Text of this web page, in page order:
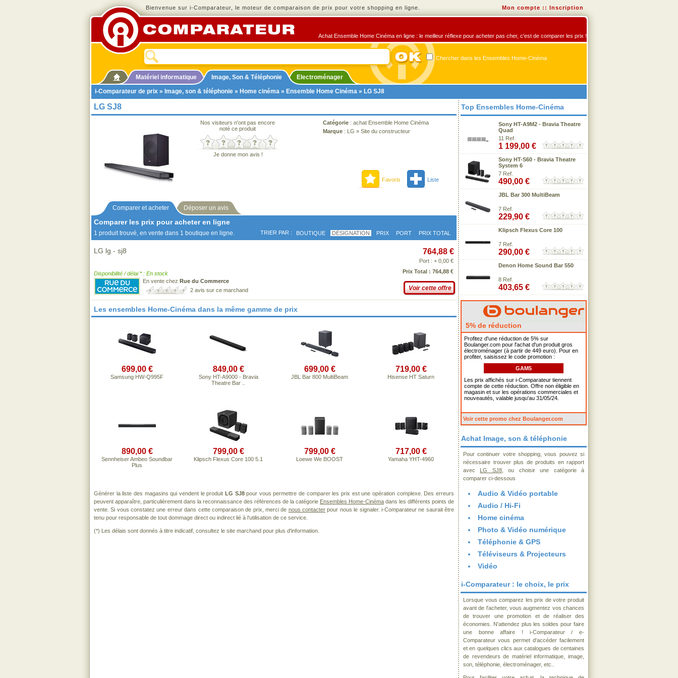
Bienvenue sur i-Comparateur, le moteur de comparaison de prix pour votre shopping en ligne. Mon compte :: Inscription
Achat Ensemble Home Cinéma en ligne : le meilleur réflexe pour acheter pas cher, c'est de comparer les prix !
Chercher dans les Ensembles Home-Cinéma
Matériel informatique Image, Son & Téléphonie
Electroménager
i-Comparateur de prix » Image, son & téléphonie » Home cinéma » Ensemble Home Cinéma » LG SJ8
LG SJ8
Nos visiteurs n'ont pas encore
noté ce produit
Je donne mon avis !
Catégorie : achat Ensemble Home Cinéma
Marque : LG » Site du constructeur
Favoris Liste
Comparer et acheter Déposer un avis
Comparer les prix pour acheter en ligne
1 produit trouvé, en vente dans 1 boutique en ligne. TRIER PAR : BOUTIQUE DÉSIGNATION PRIX PORT PRIX TOTAL
LG lg - sj8
Disponibilité / délai * : En stock
En vente chez Rue du Commerce
2 avis sur ce marchand
764,88 €
Port : + 0,00 €
Prix Total : 764,88 €
Voir cette offre
Les ensembles Home-Cinéma dans la même gamme de prix
699,00 €
Samsung HW-Q995F
849,00 €
Sony HT-A9000 - Bravia
Theatre Bar ..
699,00 €
JBL Bar 800 MultiBeam
719,00 €
Hisense HT Saturn
890,00 €
Sennheiser Ambeo Soundbar
Plus
799,00 €
Klipsch Flexus Core 100 5.1
799,00 €
Loewe We BOOST
717,00 €
Yamaha YHT-4960
Générer la liste des magasins qui vendent le produit LG SJ8pour vous permettre de comparer les prix est une opération complexe. Des erreurs
peuvent apparaître, particulièrement dans la reconnaissance des références de la catégorie Ensembles Home-Cinéma dans les différents points de
vente. Si vous constatez une erreur dans cette comparaison de prix, merci de nous contacter pour nous le signaler. i-Comparateur ne saurait être
tenu pour responsable de tout dommage direct ou indirect lié à l'utilisation de ce service.
(*) Les délais sont donnés à titre indicatif, consultez le site marchand pour plus d'information.
Top Ensembles Home-Cinéma
Sony HT-A9M2 - Bravia Theatre
Quad
11 Ref.
1 199,00 €
Sony HT-S60 - Bravia Theatre
System 6
7 Ref.
490,00 €
JBL Bar 300 MultiBeam
7 Ref.
229,90 €
Klipsch Flexus Core 100
7 Ref.
290,00 €
Denon Home Sound Bar 550
8 Ref.
403,65 €
5% de réduction
Profitez d'une réduction de 5% sur
Boulanger.com pour l'achat d'un produit gros
électroménager (à partir de 449 euro). Pour en
profiter, saisissez le code promotion :
GAM5
Les prix affichés sur i-Comparateur tiennent
compte de cette réduction. Offre non éligible en
magasin et sur les opérations commerciales et
nouveautés, valable jusqu'au 31/05/24.
Voir cette promo chez Boulanger.com
Achat Image, son & téléphonie
Pour continuer votre shopping, vous pouvez si
nécessaire trouver plus de produits en rapport
avec LG SJ8, ou choisir une catégorie à
comparer ci-dessous
Audio & Vidéo portable
Audio / Hi-Fi
Home cinéma
Photo & Vidéo numérique
Téléphonie & GPS
Téléviseurs & Projecteurs
Vidéo
i-Comparateur : le choix, le prix
Lorsque vous comparez les prix de votre produit
avant de l'acheter, vous augmentez vos chances
de trouver une promotion et de réaliser des
économies. N'attendez plus les soldes pour faire
une bonne affaire ! i-Comparateur / e-
Comparateur vous permet d'accéder facilement
et en quelques clics aux catalogues de centaines
de revendeurs de matériel informatique, image,
son, téléphonie, électroménager, etc..